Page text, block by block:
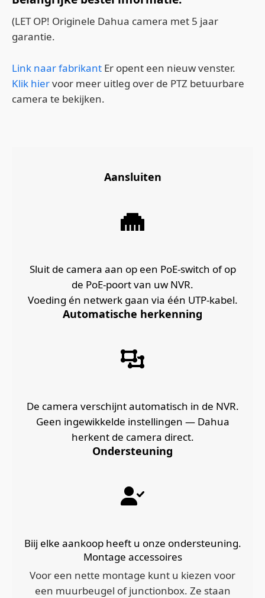
(LET OP! Originele Dahua camera met 5 jaar
garantie.
Link naar fabrikant Er opent een nieuw venster.
Klik hiervoor meer uitleg over de PTZ betuurbare
camera te bekijken.
Aansluiten
Sluit de camera aan op een PoE‑switch of op
de PoE‑poort van uw NVR.
Voeding én netwerk gaan via één UTP‑kabel.
Automatische herkenning
De camera verschijnt automatisch in de NVR.
Geen ingewikkelde instellingen — Dahua
herkent de camera direct.
Ondersteuning
Biij elke aankoop heeft u onze ondersteuning.
Montage accessoires
Voor een nette montage kunt u kiezen voor
een muurbeugel of junctionbox. Ze staan